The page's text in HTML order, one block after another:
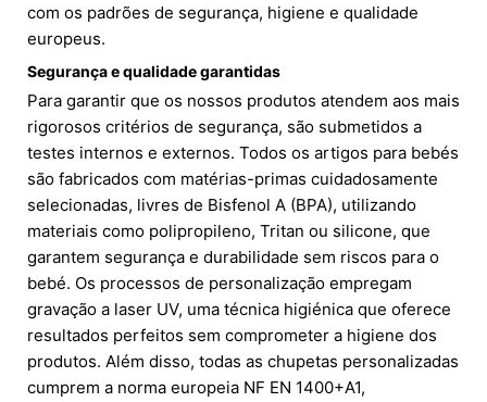
com os padrões de segurança, higiene e qualidade
europeus.
Segurança e qualidade garantidas
Para garantir que os nossos produtos atendem aos mais
rigorosos critérios de segurança, são submetidos a
testes internos e externos. Todos os artigos para bebés
são fabricados com matérias-primas cuidadosamente
selecionadas, livres de Bisfenol A (BPA), utilizando
materiais como polipropileno, Tritan ou silicone, que
garantem segurança e durabilidade sem riscos para o
bebé. Os processos de personalização empregam
gravação a laser UV, uma técnica higiénica que oferece
resultados perfeitos sem comprometer a higiene dos
produtos. Além disso, todas as chupetas personalizadas
cumprem a norma europeia NF EN 1400+A1,